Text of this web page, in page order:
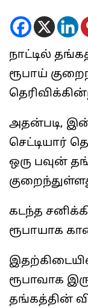
நாட்டில்
ரூபாய்
அதன்படி,
செட்டியார்
ஒரு பவுன்
கடந்த
ரூபாயாக
ரூபாவாக
தங்கத்தின்